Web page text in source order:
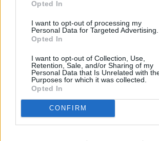
Opted In
I want to opt-out of processing my
Personal Data for Targeted Advertising.
Opted In
I want to opt-out of Collection, Use,
Retention, Sale, and/or Sharing of my
Personal Data that Is Unrelated with
Purposes for which it was collected.
Opted In
CONFIRM
ενθουσιαστείτε, μην επιτρέψετε
ματαιοδοξία και την
κάνουν κουμάντο στις
ζώδιο σας σάς φουσκώνει τα
πάρτε τον χρόνο σας και τις
διαβεβαιώσεις πριν
οποιοδήποτε βήμα σας.